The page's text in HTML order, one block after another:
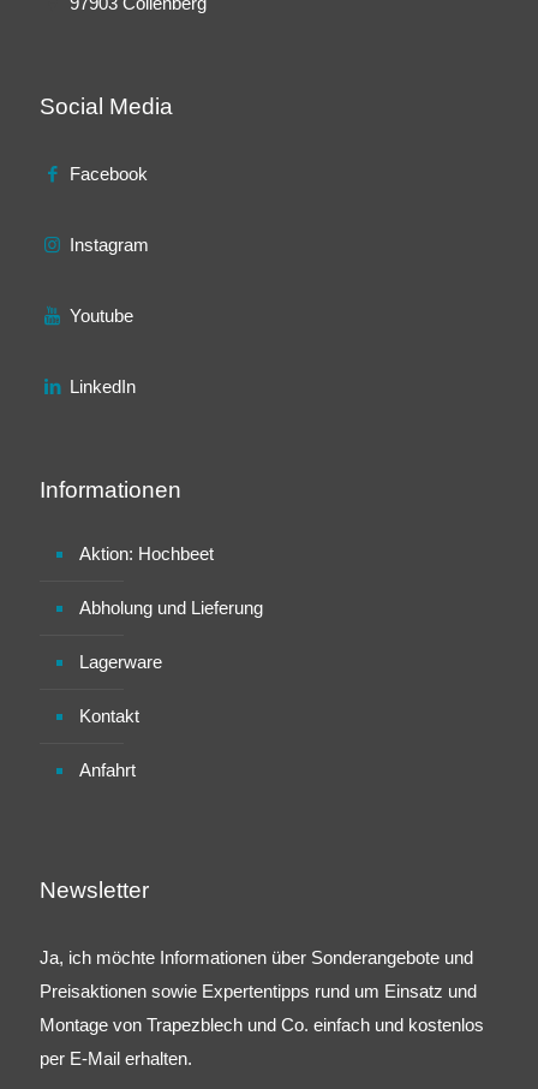
Social Media
Facebook
Instagram
Youtube
LinkedIn
Informationen
Aktion: Hochbeet
Abholung und Lieferung
Lagerware
Kontakt
Anfahrt
Newsletter
Ja, ich möchte Informationen über Sonderangebote und
Preisaktionen sowie Expertentipps rund um Einsatz und
Montage von Trapezblech und Co. einfach und kostenlos
per E-Mail erhalten.